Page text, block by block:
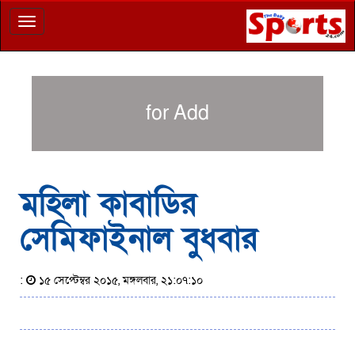
Toggle
navigation
for Add
মহিলা কাবাডির
সেমিফাইনাল বুধবার
: ১৫ সেপ্টেম্বর ২০১৫, মঙ্গলবার, ২১:০৭:১০